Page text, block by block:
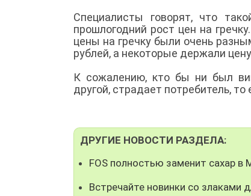
Специалисты говорят, что
прошлогодний рост цен на
цены на гречку были очень
рублей, а некоторые держали
К сожалению, кто бы ни был
другой, страдает потребитель,
ДРУГИЕ НОВОСТИ РАЗДЕЛА:
FOS полностью заменит сахар в
Встречайте новинки со злаками